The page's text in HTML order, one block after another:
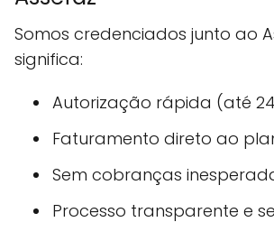
Somos credenciados junto ao
significa:
Autorização rápida (até
Faturamento direto ao
Sem cobranças
Processo transparente e